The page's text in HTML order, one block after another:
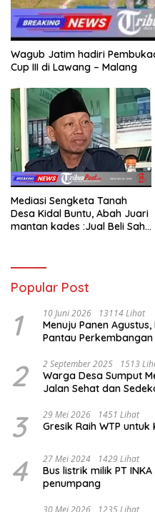
Wagub Jatim hadiri
Cup III di Lawang – Malang
Mediasi Sengketa Tanah
Desa Kidal Buntu, Abah Juari
mantan kades :Jual Beli Sah,
Membatalkan Hak Warga.
Popular Post
1 10 Juni 2026 13114 Lihat
Menuju Panen
Pantau
2 2 September 2025 1513
Warga Desa Sumput
Jalan Sehat dan
3 29 Mei 2026 1451 Lihat
Gresik Raih WTP untuk
4 27 Mei 2024 1429 Lihat
Bus listrik milik PT
penumpang
30 Mei 2026 1235 Lihat